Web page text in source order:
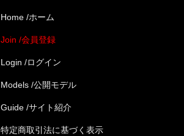
Home /ホーム
Join /会員登録
Login /ログイン
Models /公開モデル
Guide /サイト紹介
特定商取引法に基づく表示